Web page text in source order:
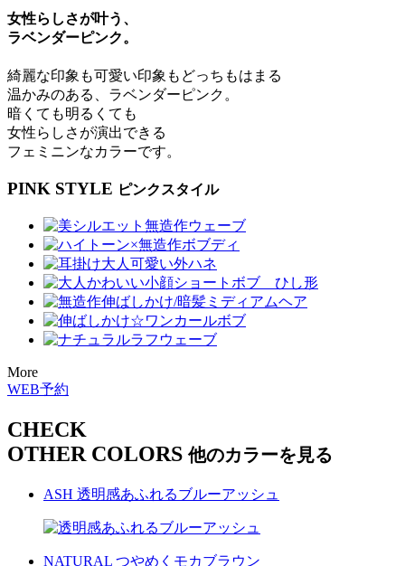
女性らしさが叶う、
ラベンダーピンク。
綺麗な印象も可愛い印象もどっちもはまる
温かみのある、ラベンダーピンク。
暗くても明るくても
女性らしさが演出できる
フェミニンなカラーです。
PINK STYLE ピンクスタイル
More
WEB予約
CHECK
OTHER COLORS 他のカラーを見る
ASH 透明感あふれるブルーアッシュ
NATURAL つやめくモカブラウン